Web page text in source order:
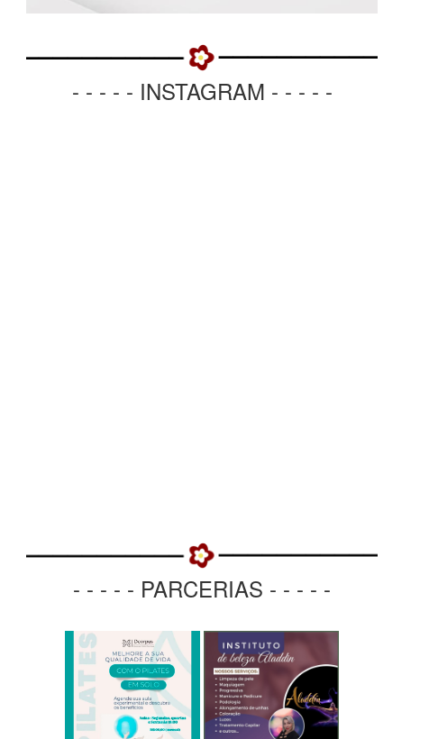
- - - - - INSTAGRAM - - - - -
- - - - - PARCERIAS - - - - -